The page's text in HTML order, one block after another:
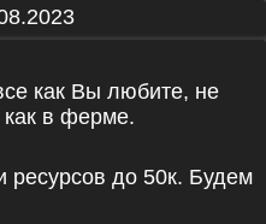
как Вы любите, не
как в ферме.
ресурсов до 50к. Будем